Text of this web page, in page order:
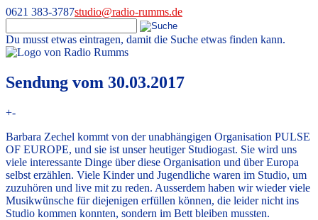
0621 383-3787studio@radio-rumms.de
Du musst etwas eintragen, damit die Suche etwas finden kann.
Skip
content
Radio RUMMS
Radio RUMMS ist ein Radioprojekt mit und für kranke Kinder und
Jugendliche in der Universitätsmedizin Mannheim.
Sendung vom 30.03.2017
+-
Barbara Zechel kommt von der unabhängigen Organisation PULSE
OF EUROPE, und sie ist unser heutiger Studiogast. Sie wird uns
viele interessante Dinge über diese Organisation und über Europa
selbst erzählen. Viele Kinder und Jugendliche waren im Studio, um
zuzuhören und live mit zu reden. Ausserdem haben wir wieder viele
Musikwünsche für diejenigen erfüllen können, die leider nicht ins
Studio kommen konnten, sondern im Bett bleiben mussten.